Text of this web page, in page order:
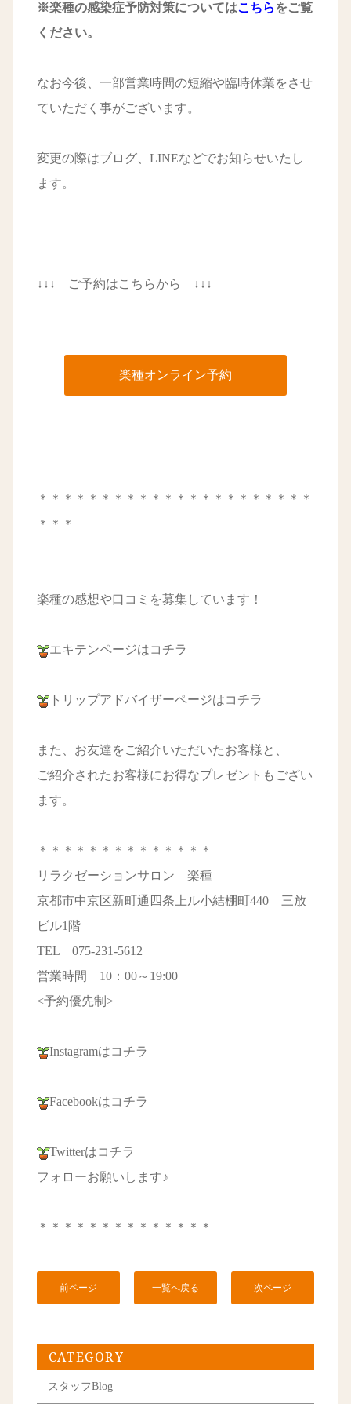
※楽種の感染症予防対策についてはこちらをご覧
ください。
なお今後、一部営業時間の短縮や臨時休業をさせ
ていただく事がございます。
変更の際はブログ、LINEなどでお知らせいたし
ます。
↓↓↓ ご予約はこちらから ↓↓↓
楽種オンライン予約
＊＊＊＊＊＊＊＊＊＊＊＊＊＊＊＊＊＊＊＊＊＊
＊＊＊
楽種の感想や口コミを募集しています！
エキテンページはコチラ
トリップアドバイザーページはコチラ
また、お友達をご紹介いただいたお客様と、
ご紹介されたお客様にお得なプレゼントもござい
ます。
＊＊＊＊＊＊＊＊＊＊＊＊＊＊
リラクゼーションサロン 楽種
京都市中京区新町通四条上ル小結棚町440 三放
ビル1階
TEL 075-231-5612
営業時間 10：00～19:00
<予約優先制>
Instagramはコチラ
Facebookはコチラ
Twitterはコチラ
フォローお願いします♪
＊＊＊＊＊＊＊＊＊＊＊＊＊＊
前ページ 一覧へ戻る 次ページ
CATEGORY
スタッフBlog